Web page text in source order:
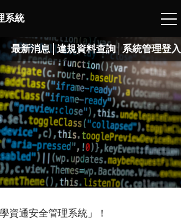
系統
最新消息 違規資料查詢 系統管理登入
資通安全管理系統」！